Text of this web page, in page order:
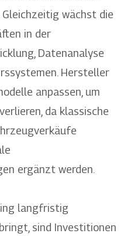
wächst die
in der
Datenanalyse
Hersteller
anpassen, um
da klassische
ergänzt werden.
langfristig
sind Investitionen